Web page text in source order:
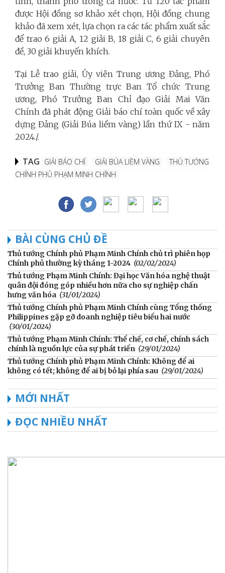
được Hội đồng sơ khảo xét chọn, Hội đồng chung
khảo đã xem xét, lựa chọn ra các tác phẩm xuất sắc
để trao 6 giải A, 12 giải B, 18 giải C, 6 giải chuyên
đề, 30 giải khuyến khích.
Tại Lễ trao giải, Ủy viên Trung ương Đảng, Phó
Trưởng Ban Thường trực Ban Tổ chức Trung
ương, Phó Trưởng Ban Chỉ đạo Giải Mai Văn
Chính đãphát động Giải báo chí toàn quốc về xây
dựng Đảng (Giải Búa liềm vàng) lần thứ IX - năm
2024./.
TAG GIẢI BÁO CHÍ GIẢI BÚA LIỀM VÀNG
THỦ TƯỚNG
CHÍNH PHỦ PHẠM MINH CHÍNH
BÀI CÙNG CHỦ ĐỀ
Thủ tướng Chính phủ Phạm Minh Chính chủ trì phiên họp
Chính phủ thường kỳ tháng 1-2024 (02/02/2024)
Thủ tướng Phạm Minh Chính: Đại học Văn hóa nghệ thuật
quân đội đóng góp nhiều hơn nữa cho sự nghiệp chấn
hưng văn hóa (31/01/2024)
Thủ tướng Chính phủ Phạm Minh Chính cùng Tổng thống
Philippines gặp gỡ doanh nghiệp tiêu biểu hai nước
(30/01/2024)
Thủ tướng Phạm Minh Chính: Thể chế, cơ chế, chính sách
chính là nguồn lực của sự phát triển (29/01/2024)
Thủ tướng Chính phủ Phạm Minh Chính: Không để ai
không có tết; không để ai bị bỏ lại phía sau (29/01/2024)
MỚI NHẤT
ĐỌC NHIỀU NHẤT